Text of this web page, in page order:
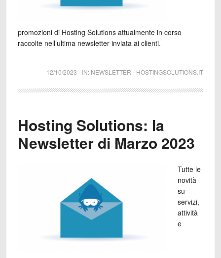
promozioni di Hosting Solutions attualmente in corso
raccolte nell’ultima newsletter inviata ai clienti.
12/10/2023 - IN: NEWSLETTER - HOSTINGSOLUTIONS.IT
Hosting Solutions: la
Newsletter di Marzo 2023
Tutte le
novità
su
servizi,
attività
e